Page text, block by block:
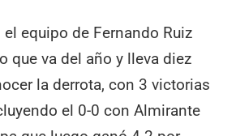
el equipo de Fernando Ruiz
que va del año y lleva diez
la derrota, con 3 victorias
el 0-0 con Almirante